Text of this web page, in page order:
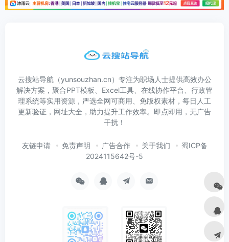
云搜站导航（yunsouzhan.cn）专注为职场人士提供高效办公
解决方案，聚合PPT模板、Excel工具、在线协作平台、行政管
理系统等实用资源，严选全网可商用、免版权素材，每日人工
更新验证，网址大全，助力提升工作效率。即点即用，无广告
干扰！
友链申请 免责声明 广告合作 关于我们
蜀ICP备
2024115642号-5